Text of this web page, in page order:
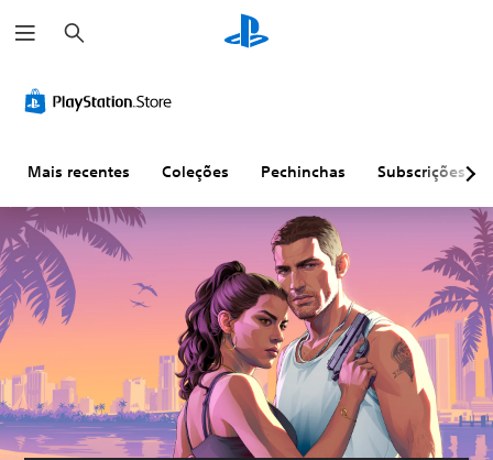
e
s
i
s
Mais recentes Coleções Pechinchas Subscrições